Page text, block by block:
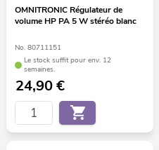
OMNITRONIC Régulateur de
volume HP PA 5 W stéréo blanc
No. 80711151
Le stock suffit pour env. 12
semaines.
24,90€